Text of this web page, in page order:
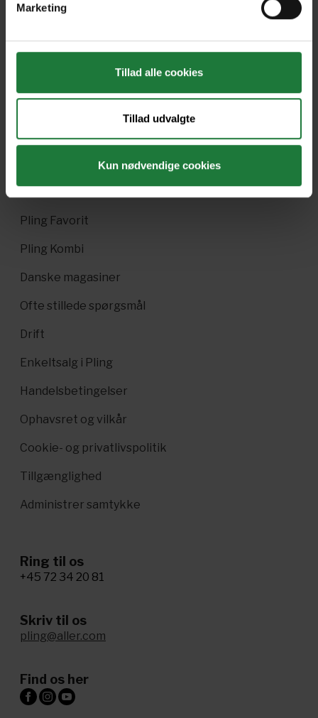
Marketing
Tillad alle cookies
Tillad udvalgte
Kun nødvendige cookies
Nr. 11 2024
Pling Favorit
Pling Kombi
Danske magasiner
Ofte stillede spørgsmål
Drift
Enkeltsalg i Pling
Handelsbetingelser
Ophavsret og vilkår
Cookie- og privatlivspolitik
Tillgænglighed
Administrer samtykke
Ring til os
+45 72 34 20 81
Skriv til os
pling@aller.com
Find os her